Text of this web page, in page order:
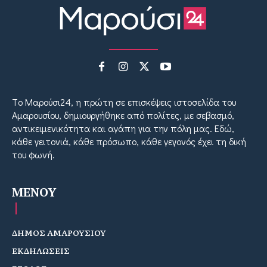
Tο Μαρούσι24, η πρώτη σε επισκέψεις ιστοσελίδα του
Αμαρουσίου, δημιουργήθηκε από πολίτες, με σεβασμό,
αντικειμενικότητα και αγάπη για την πόλη μας. Εδώ,
κάθε γειτονιά, κάθε πρόσωπο, κάθε γεγονός έχει τη δική
του φωνή.
MENOY
ΔΗΜΟΣ ΑΜΑΡΟΥΣΙΟΥ
ΕΚΔΗΛΩΣΕΙΣ